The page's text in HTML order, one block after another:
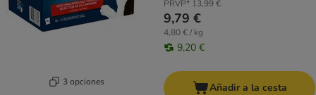
3 opciones
PRVP* 13,99 €
9,79 €
4,80 € / kg
9,20 €
Añadir a la cesta